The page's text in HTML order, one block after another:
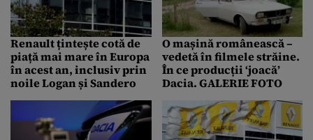
Renault țintește cotă de
piață mai mare în Europa
în acest an, inclusiv prin
noile Logan și Sandero
O mașină românească –
vedetă în filmele străine.
În ce producții ‘joacă’
Dacia. GALERIE FOTO